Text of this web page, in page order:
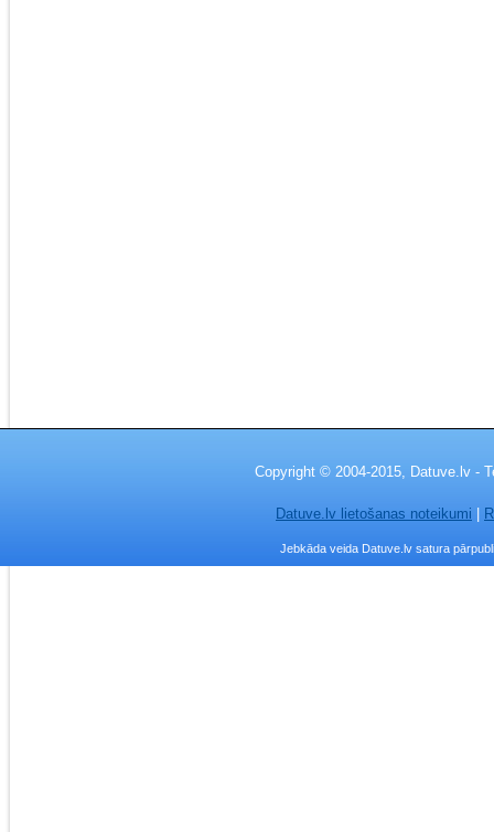
Copyright © 2004-2015, Datuve.lv -
Datuve.lv lietošanas noteikumi
Jebkāda veida Datuve.lv satura